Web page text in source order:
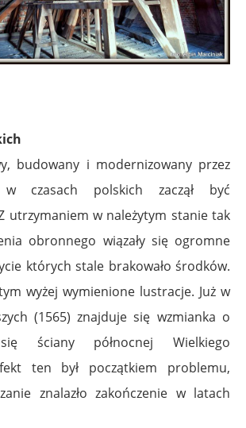
budowany i modernizowany przez
czasach polskich zaczął być
utrzymaniem w należytym stanie tak
obronnego wiązały się ogromne
których stale brakowało środków.
wyżej wymienione lustracje. Już w
(1565) znajduje się wzmianka o
ściany północnej Wielkiego
ten był początkiem problemu,
znalazło zakończenie w latach